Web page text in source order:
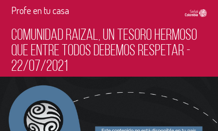
Profe en tu casa
Comunidad raizal, un tesoro hermoso
que entre todos debemos respetar -
22/07/2021